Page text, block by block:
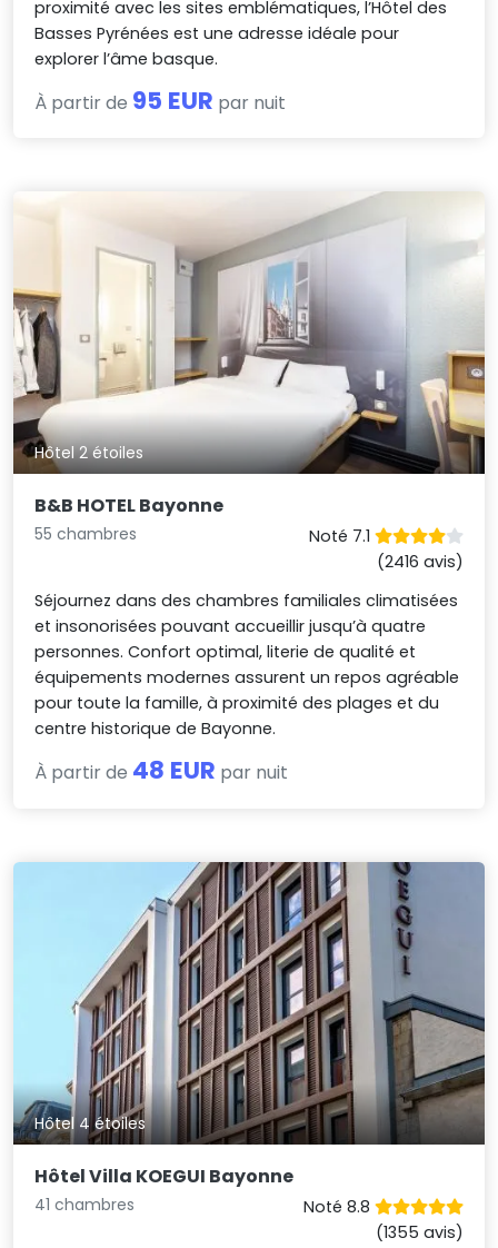
proximité avec les sites emblématiques, l’Hôtel des
Basses Pyrénées est une adresse idéale pour
explorer l’âme basque.
À partir de 95 EUR par nuit
Hôtel 2 étoiles
B&B HOTEL Bayonne
55 chambres
Noté 7.1
(2416 avis)
Séjournez dans des chambres familiales climatisées
et insonorisées pouvant accueillir jusqu’à quatre
personnes. Confort optimal, literie de qualité et
équipements modernes assurent un repos agréable
pour toute la famille, à proximité des plages et du
centre historique de Bayonne.
À partir de 48 EUR par nuit
Hôtel 4 étoiles
Hôtel Villa KOEGUI Bayonne
41 chambres
Noté 8.8
(1355 avis)